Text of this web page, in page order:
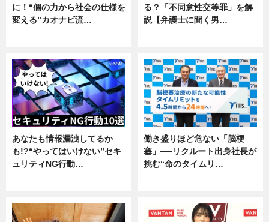
に！“個の力から社会の仕様を
変える”カオナビ流…
る？「不同意性交等罪」を解
説【弁護士に聞く男…
あなたも情報漏洩してるか
も!?“やってはいけない”セキ
ュリティNG行動…
働き盛りほど危ない「脳梗
塞」──リクルート出身社長が
挑む“命のタイムリ…